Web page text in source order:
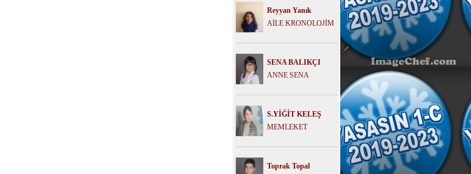
Reyyan Yanık
AİLE KRONOLOJİM
SENA BALIKÇI
ANNE SENA
S.YİĞİT KELEŞ
MEMLEKET
Toprak Topal